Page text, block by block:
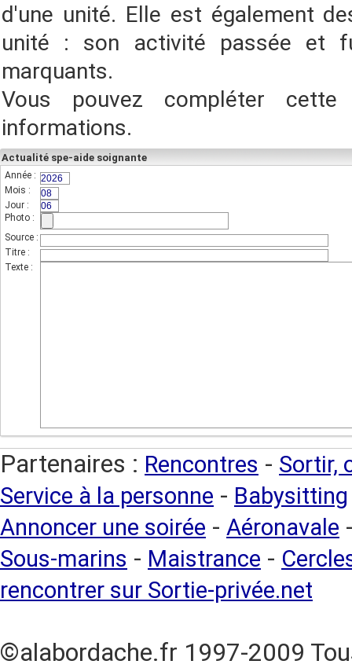
d'une unité. Elle est également
unité : son activité passée et
marquants.
Vous pouvez compléter
informations.
Actualité spe-aide soignante
Année :
Mois :
Jour :
Photo :
Source :
Titre :
Texte :
Partenaires : Rencontres - Sortir,
Service à la personne - Babysitting
Annoncer une soirée - Aéronavale
Sous-marins - Maistrance -
rencontrer sur Sortie-privée.net
©alabordache.fr 1997-2009